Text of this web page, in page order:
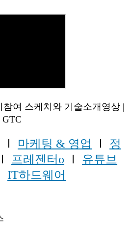
여 스케치와 기술소개영상 |
GTC
Ⅰ 마케팅 & 영업 Ⅰ 정
Ⅰ 프레젠터o Ⅰ 유튜브
IT하드웨어